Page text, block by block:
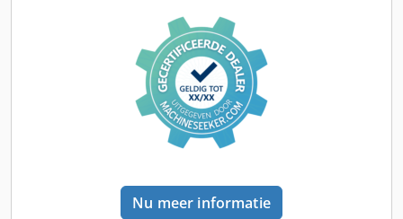
Nu meer informatie